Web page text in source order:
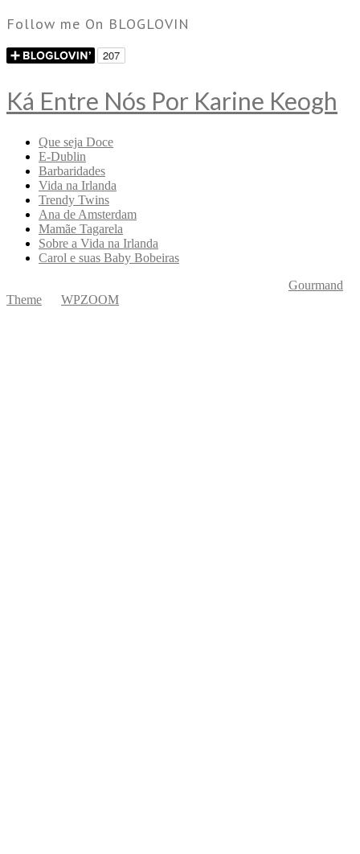
Follow me On BLOGLOVIN
Ká Entre Nós Por Karine Keogh
Que seja Doce
E-Dublin
Barbaridades
Vida na Irlanda
Trendy Twins
Ana de Amsterdam
Mamãe Tagarela
Sobre a Vida na Irlanda
Carol e suas Baby Bobeiras
Gourmand
Theme
WPZOOM